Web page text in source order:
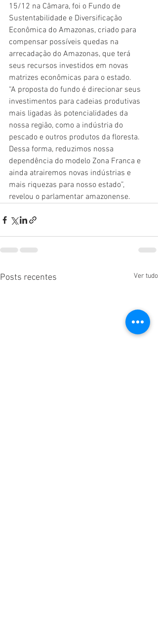
15/12 na Câmara, foi o Fundo de
Sustentabilidade e Diversificação
Econômica do Amazonas, criado para
compensar possíveis quedas na
arrecadação do Amazonas, que terá
seus recursos investidos em novas
matrizes econômicas para o estado.
“A proposta do fundo é direcionar seus
investimentos para cadeias produtivas
mais ligadas às potencialidades da
nossa região, como a indústria do
pescado e outros produtos da floresta.
Dessa forma, reduzimos nossa
dependência do modelo Zona Franca e
ainda atrairemos novas indústrias e
mais riquezas para nosso estado”,
revelou o parlamentar amazonense.
Posts recentes Ver tudo